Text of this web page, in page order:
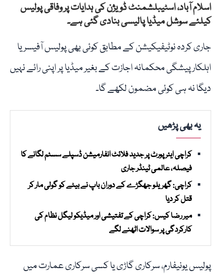
اسلام آباد، اسٹیبلشمنٹ ڈویژن کی ہدایات پر وفاقی پولیس
کیلئے سوشل میڈیا پالیسی بنادی گئی ہے۔
جاری کردہ نوٹیفیکیشن کے مطابق کوئی بھی پولیس آفیسر یا
اہلکار پیشگی محکمانہ اجازت کے بغیر میڈیا پر اپنی رائے نہیں
دیگا نہ ہی کوئی مضمون لکھے گا۔
یہ بھی پڑھیں
کراچی ایئرپورٹ پر جدید فلائٹ انفارمیشن ڈسپلے سسٹم لگانے کا
فیصلہ، عالمی ٹینڈر جاری
کراچی: گھریلو جھگڑے کے دوران باپ نے بیٹے کو گولی مار کر
قتل کر دیا
میر رضا کیس: کراچی کے تفتیشی اور میڈیکو لیگل نظام کی
کارکردگی پر سوالات اٹھنے لگے
پولیس یونیفارم، سرکاری گاڑی یا کسی سرکاری عمارت میں